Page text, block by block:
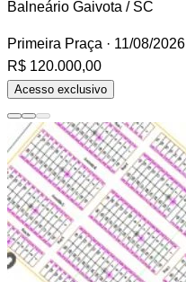
Balneário Gaivota / SC
Primeira Praça · 11/08/2026
R$ 120.000,00
Acesso exclusivo